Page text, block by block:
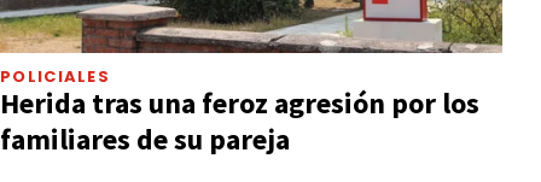
POLICIALES
Herida tras una feroz agresión por los
familiares de su pareja